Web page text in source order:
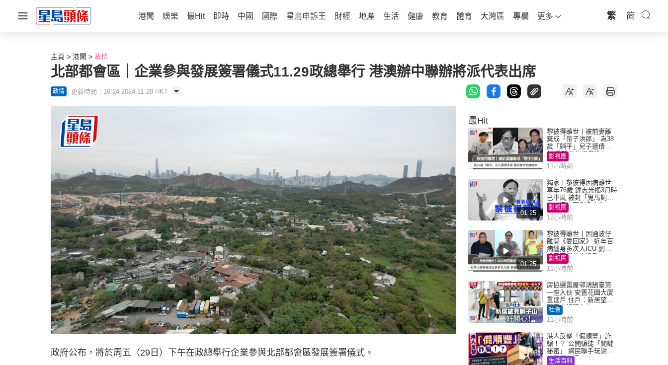
港聞 娛樂 最Hit 即時 中國 國際 星島申訴王 財經 地產 生活 健康 教育 體育 大灣區 專欄 更多 繁 简
主頁 港聞 政情
北部都會區｜企業參與發展簽署儀式11.29政總舉行 港澳辦中聯辦將派代表出席
政情 更新時間：16:24 2024-11-28 HKT
政府公布，將於周五（29日）下午在政總舉行企業參與北部都會區發展簽署儀式。
最Hit
黎彼得離世丨被前妻離
棄成「帶子洪郎」 為38
歲「躺平」兒子還債多
年 曾盼尋伴侶度晚年
影視圈
11小時前
01:25
獨家丨黎彼得因病離世
享年76歲 鍾志光揭3月時
已中風 被封「鬼馬詞
人」與許冠傑多合作
影視圈
12小時前
01:25
黎彼得離世丨因通波仔
離開《愛回家》 近年百
病纏身多次入ICU 劉鑾
雄黃宗澤曾施援手
影視圈
11小時前
房協遷置屋邨鴻鵠臺第
一座入伙 安置花園大廈
重建戶 住戶：新居望見
獅子山好開心！
社會
11小時前
港人反擊「假順豐」詐
騙！？ 公開騙徒「關鍵
秘密」 網民聯手玩謝：
練習緬甸語
生活百科